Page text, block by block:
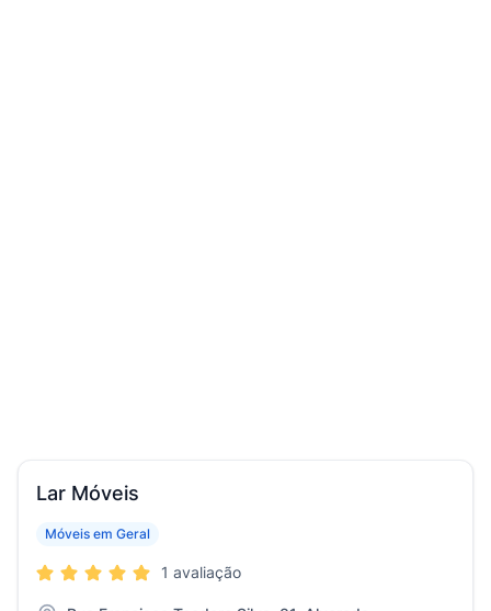
Lar Móveis
Móveis em Geral
1 avaliação